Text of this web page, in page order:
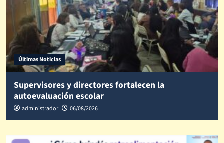
Últimas Noticias
Supervisores y directores fortalecen la
autoevaluación escolar
administrador 06/08/2026